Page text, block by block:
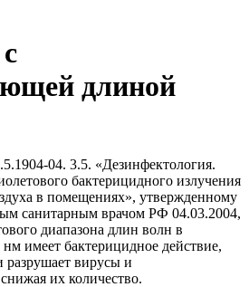
длиной
04. 3.5. «Дезинфектология.
бактерицидного излучения
в помещениях», утвержденному
санитарным врачом РФ 04.03.2004,
диапазона длин волн в
имеет бактерицидное действие,
разрушает вирусы и
их количество.